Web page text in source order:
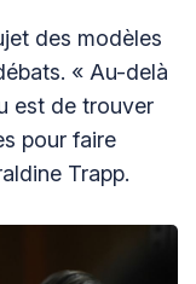
des modèles
« Au-delà
est de trouver
pour faire
Trapp.